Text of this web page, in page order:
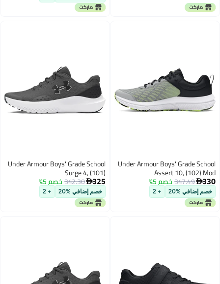
Under Armour Boys' Grade School
Assert 10, (102) Mod
Gray/Black/High Vis Yellow, 3.5,
US
330
347.49خصم 5%
خصم إضافي %20 + 2
Under Armour Boys' Grade School
Surge 4, (101)
Castlerock/Anthracite/Anthracite,
7, US
325
342.30خصم 5%
خصم إضافي %20 + 2